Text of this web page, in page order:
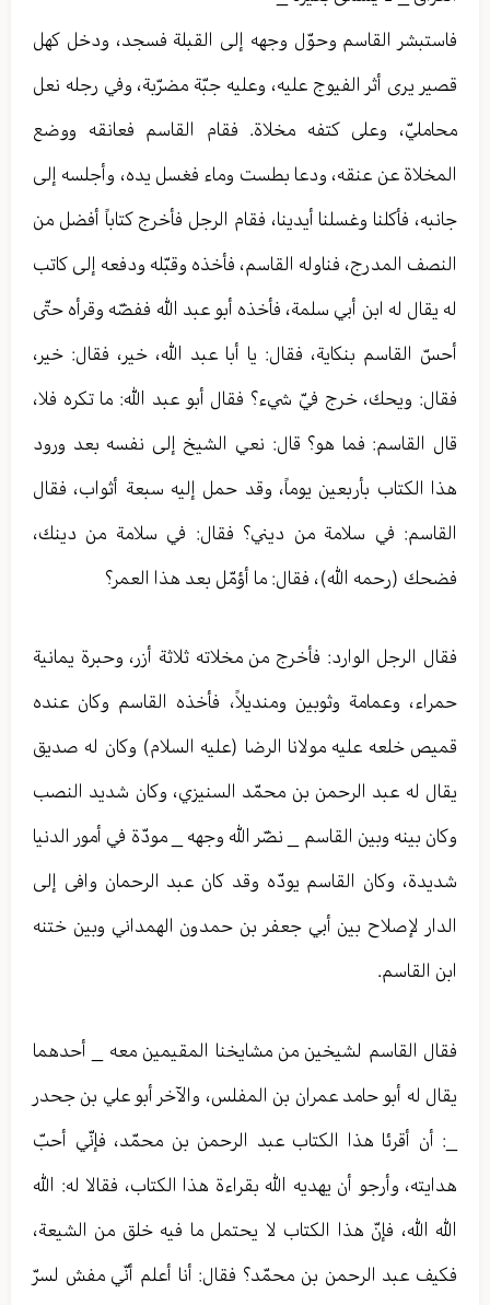
فاستبشر القاسم وحوّل وجهه إلى القبلة فسجد، ودخل كهل
قصير يرى أثر الفيوج عليه، وعليه جبّة مضرّبة، وفي رجله نعل
محامليّ، وعلى كتفه مخلاة. فقام القاسم فعانقه ووضع
المخلاة عن عنقه، ودعا بطست وماء فغسل يده، وأجلسه إلى
جانبه، فأكلنا وغسلنا أيدينا، فقام الرجل فأخرج كتاباً أفضل من
النصف المدرج، فناوله القاسم، فأخذه وقبّله ودفعه إلى كاتب
له يقال له ابن أبي سلمة، فأخذه أبو عبد الله ففضّه وقرأه حتّى
أحسّ القاسم بنكاية، فقال: يا أبا عبد الله، خير، فقال: خير،
فقال: ويحك، خرج فيّ شيء؟ فقال أبو عبد الله: ما تكره فلا،
قال القاسم: فما هو؟ قال: نعي الشيخ إلى نفسه بعد ورود
هذا الكتاب بأربعين يوماً، وقد حمل إليه سبعة أثواب، فقال
القاسم: في سلامة من ديني؟ فقال: في سلامة من دينك،
فضحك (رحمه الله)، فقال: ما أؤمّل بعد هذا العمر؟
فقال الرجل الوارد: فأخرج من مخلاته ثلاثة أزر، وحبرة يمانية
حمراء، وعمامة وثوبين ومنديلاً، فأخذه القاسم وكان عنده
قميص خلعه عليه مولانا الرضا (عليه السلام) وكان له صديق
يقال له عبد الرحمن بن محمّد السنيزي، وكان شديد النصب
وكان بينه وبين القاسم _ نضّر الله وجهه _ مودّة في أمور الدنيا
شديدة، وكان القاسم يودّه وقد كان عبد الرحمان وافى إلى
الدار لإصلاح بين أبي جعفر بن حمدون الهمداني وبين ختنه
ابن القاسم.
فقال القاسم لشيخين من مشايخنا المقيمين معه _ أحدهما
يقال له أبو حامد عمران بن المفلس، والآخر أبو علي بن جحدر
_: أن أقرئا هذا الكتاب عبد الرحمن بن محمّد، فإنّي أحبّ
هدايته، وأرجو أن يهديه الله بقراءة هذا الكتاب، فقالا له: الله
الله الله، فإنّ هذا الكتاب لا يحتمل ما فيه خلق من الشيعة،
فكيف عبد الرحمن بن محمّد؟ فقال: أنا أعلم أنّي مفش لسرّ